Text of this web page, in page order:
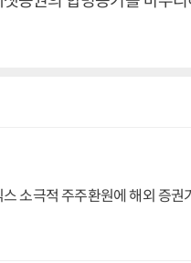
소극적 주주환원에 해외 증